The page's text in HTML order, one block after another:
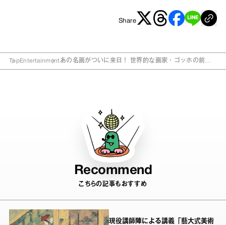
Share
TopEntertainmentあの名画がついに来日！ 世界的な画家・ゴッホの前半
Recommend
こちらの記事もおすすめ
現役講師陣による講義「藝大式美術